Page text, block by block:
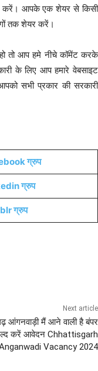
करें। आपके एक शेयर से किसी
तक शेयर करें।
हो तो आप हमे नीचे कॉमेंट करके
के लिए आप हमारे वेबसाइट
सभी प्रकार की सरकारी
ग्रुप
ग्रुप
ग्रुप
Next article
आंगनवाड़ी मैं आने वाली है बंपर
करें आवेदन Chhattisgarh
Vacancy 2024